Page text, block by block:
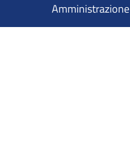
Amministrazione